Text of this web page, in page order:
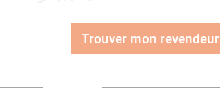
Trouver mon revendeur